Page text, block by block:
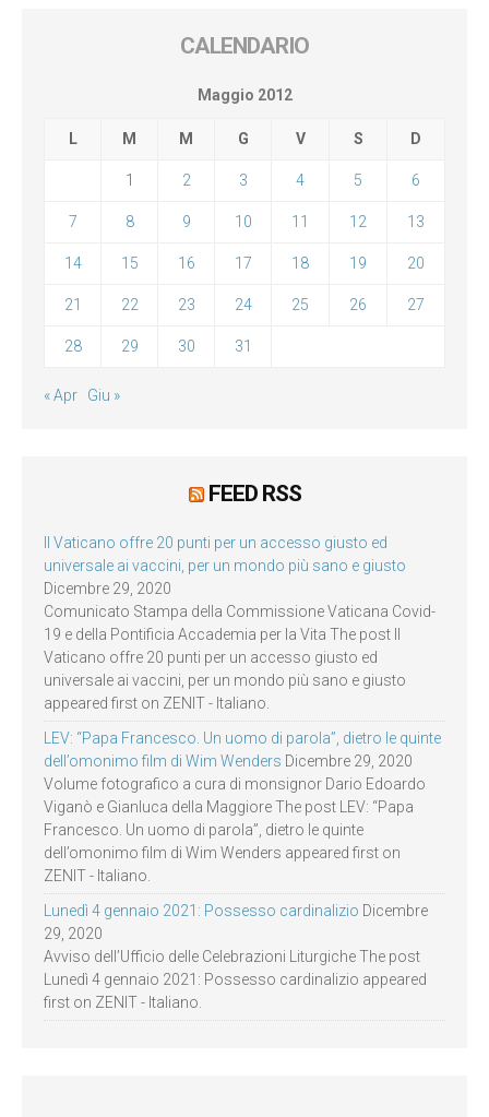
CALENDARIO
Maggio 2012
L M M G V S D
1 2 3 4 5 6
7 8 9 10 11 12 13
14 15 16 17 18 19 20
21 22 23 24 25 26 27
28 29 30 31
« Apr Giu »
FEED RSS
Il Vaticano offre 20 punti per un accesso giusto ed
universale ai vaccini, per un mondo più sano e giusto
Dicembre 29, 2020
Comunicato Stampa della Commissione Vaticana Covid-
19 e della Pontificia Accademia per la Vita The post Il
Vaticano offre 20 punti per un accesso giusto ed
universale ai vaccini, per un mondo più sano e giusto
appeared first on ZENIT - Italiano.
LEV: “Papa Francesco. Un uomo di parola”, dietro le quinte
dell’omonimo film di Wim Wenders Dicembre 29, 2020
Volume fotografico a cura di monsignor Dario Edoardo
Viganò e Gianluca della Maggiore The post LEV: “Papa
Francesco. Un uomo di parola”, dietro le quinte
dell’omonimo film di Wim Wenders appeared first on
ZENIT - Italiano.
Lunedì 4 gennaio 2021: Possesso cardinalizio Dicembre
29, 2020
Avviso dell’Ufficio delle Celebrazioni Liturgiche The post
Lunedì 4 gennaio 2021: Possesso cardinalizio appeared
first on ZENIT - Italiano.